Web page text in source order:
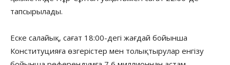
тапсырылады.
Еске салайық, сағат 18:00-дегі жағдай бойынша
Конституцияға өзгерістер мен толықтырулар енгізу